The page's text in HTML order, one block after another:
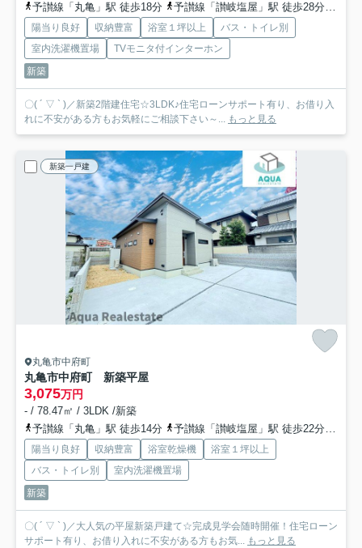
予讃線「丸亀」駅 徒歩18分
予讃線「讃岐塩屋」駅 徒歩28分
陽当り良好 収納豊富 浴室１坪以上
バス・トイレ別
室内洗濯機置場
TVモニタ付インターホン
新築
〇( ´ ▽ ` )／新築2階建住宅☆3LDK♪住宅ローンサポート有り、お借り入
れに不安がある方もお気軽にご相談下さい～... もっと見る
新築一戸建
丸亀市中府町
丸亀市中府町 新築平屋
3,075万円
- / 78.47㎡ / 3LDK /新築
予讃線「丸亀」駅 徒歩14分
予讃線「讃岐塩屋」駅 徒歩22分
陽当り良好 収納豊富 浴室乾燥機
浴室１坪以上
バス・トイレ別
室内洗濯機置場
新築
〇( ´ ▽ ` )／大人気の平屋新築戸建て☆完成見学会随時開催！住宅ローン
サポート有り、お借り入れに不安がある方もお気... もっと見る